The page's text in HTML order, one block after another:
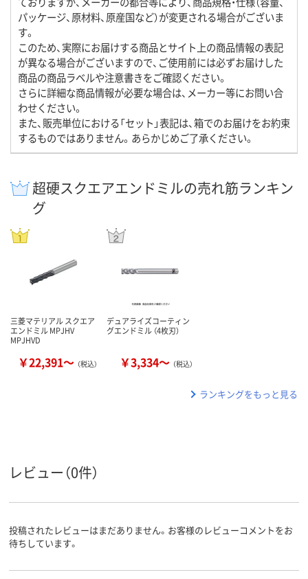
パッケージ、原材料、原産国など）が変更される場合がございま
す。
このため、実際にお届けする商品とサイト上の商品情報の表記
が異なる場合がございますので、ご使用前には必ずお届けした
商品の商品ラベルや注意書きをご確認ください。
さらに詳細な商品情報が必要な場合は、メーカー等にお問い合
わせください。
また、販売単位における「セット」表記は、箱でのお届けをお約束
するものではありません。あらかじめご了承ください。
超硬スクエアエンドミルの売れ筋ランキン
グ
三菱マテリアル スクエア
エンドミル MPJHV
MPJHVD
￥22,391～ （税込）
デュアライズコーティン
グエンドミル （4枚刃）
￥3,334～ （税込）
ランキングをもっと見る
レビュー（0件）
投稿されたレビューはまだありません。お客様のレビューコメントをお
待ちしています。